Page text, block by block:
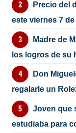
Precio del
este viernes 7
Madre de
los logros de su
Don
regalarle un
Joven que
estudiaba para